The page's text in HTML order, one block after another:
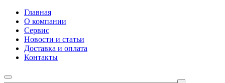
Главная
О компании
Сервис
Новости и статьи
Доставка и оплата
Контакты